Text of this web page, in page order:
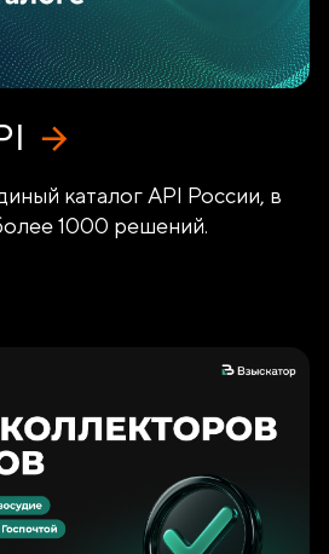
каталог API России, в
1000 решений.